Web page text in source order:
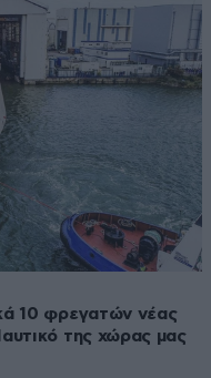
10 φρεγατών νέας
της χώρας μας